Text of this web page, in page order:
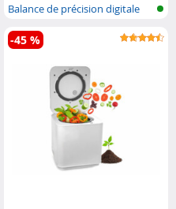
Balance de précision digitale
-45 %